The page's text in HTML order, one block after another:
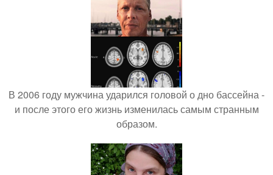
В 2006 году мужчина ударился головой о дно бассейна -
и после этого его жизнь изменилась самым странным
образом.